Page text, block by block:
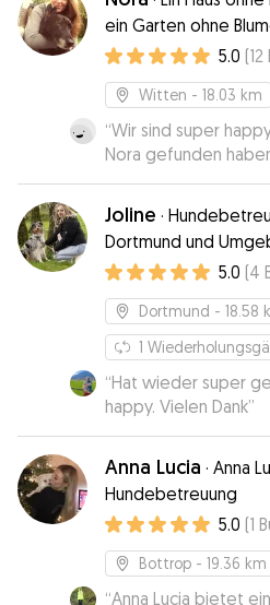
ein Garten ohne
5.0 (12
Witten - 18.03 km
“Wir sind super
Nora gefunden haben! Die Hunde haben
direkt gefreut und
haben immer wieder
Fotos erhalten und
Reise keine Sekunde
Ihre entspannte und
Hunde und auf die Besitzer ab :)
bis zum nächsten Mal!
Joline ·
Dortmund und
5.0 (4
Dortmund - 18.58
1
“Hat wieder super
happy. Vielen Dank”
Anna Lucia · Anna
Hundebetreuung
5.0 (1
Bottrop - 19.36 km
“Anna Lucia bietet